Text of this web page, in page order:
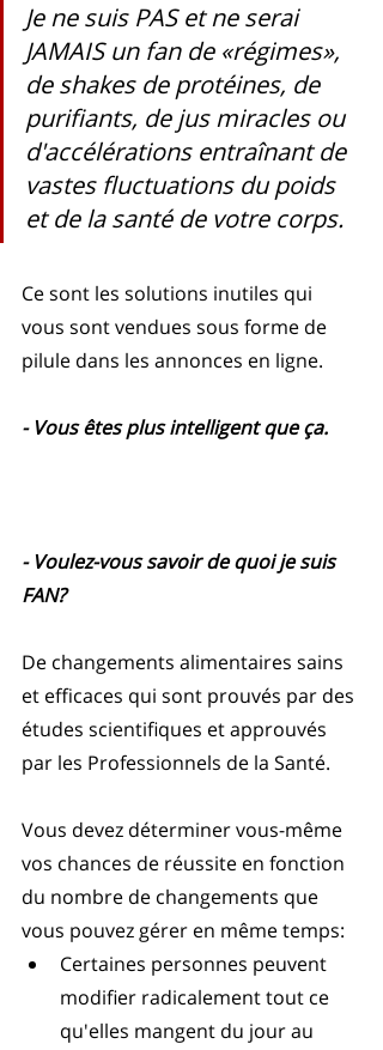
Je ne suis PAS et ne serai
JAMAIS un fan de «régimes»,
de shakes de protéines, de
purifiants, de jus miracles ou
d'accélérations entraînant de
vastes fluctuations du poids
et de la santé de votre corps.
Ce sont les solutions inutiles qui
vous sont vendues sous forme de
pilule dans les annonces en ligne.
- Vous êtes plus intelligent que ça.
- Voulez-vous savoir de quoi je suis
FAN?
De changements alimentaires sains
et efficaces qui sont prouvés par des
études scientifiques et approuvés
par les Professionnels de la Santé.
Vous devez déterminer vous-même
vos chances de réussite en fonction
du nombre de changements que
vous pouvez gérer en même temps:
Certaines personnes peuvent
modifier radicalement tout ce
qu'elles mangent du jour au